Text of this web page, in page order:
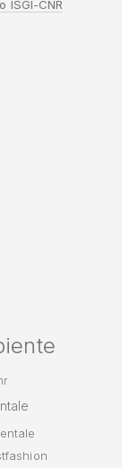
ISGI-CNR